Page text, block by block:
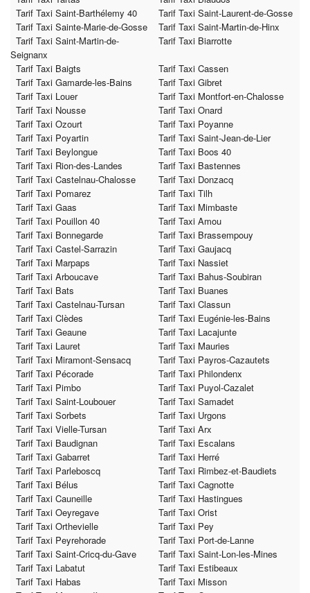
Tarif Taxi Saint-Barthélemy 40
Tarif Taxi Saint-Laurent-de-Gosse
Tarif Taxi Sainte-Marie-de-Gosse
Tarif Taxi Saint-Martin-de-Hinx
Tarif Taxi Saint-Martin-de-
Seignanx
Tarif Taxi Biarrotte
Tarif Taxi Baigts
Tarif Taxi Cassen
Tarif Taxi Gamarde-les-Bains
Tarif Taxi Gibret
Tarif Taxi Louer
Tarif Taxi Montfort-en-Chalosse
Tarif Taxi Nousse
Tarif Taxi Onard
Tarif Taxi Ozourt
Tarif Taxi Poyanne
Tarif Taxi Poyartin
Tarif Taxi Saint-Jean-de-Lier
Tarif Taxi Beylongue
Tarif Taxi Boos 40
Tarif Taxi Rion-des-Landes
Tarif Taxi Bastennes
Tarif Taxi Castelnau-Chalosse
Tarif Taxi Donzacq
Tarif Taxi Pomarez
Tarif Taxi Tilh
Tarif Taxi Gaas
Tarif Taxi Mimbaste
Tarif Taxi Pouillon 40
Tarif Taxi Amou
Tarif Taxi Bonnegarde
Tarif Taxi Brassempouy
Tarif Taxi Castel-Sarrazin
Tarif Taxi Gaujacq
Tarif Taxi Marpaps
Tarif Taxi Nassiet
Tarif Taxi Arboucave
Tarif Taxi Bahus-Soubiran
Tarif Taxi Bats
Tarif Taxi Buanes
Tarif Taxi Castelnau-Tursan
Tarif Taxi Classun
Tarif Taxi Clèdes
Tarif Taxi Eugénie-les-Bains
Tarif Taxi Geaune
Tarif Taxi Lacajunte
Tarif Taxi Lauret
Tarif Taxi Mauries
Tarif Taxi Miramont-Sensacq
Tarif Taxi Payros-Cazautets
Tarif Taxi Pécorade
Tarif Taxi Philondenx
Tarif Taxi Pimbo
Tarif Taxi Puyol-Cazalet
Tarif Taxi Saint-Loubouer
Tarif Taxi Samadet
Tarif Taxi Sorbets
Tarif Taxi Urgons
Tarif Taxi Vielle-Tursan
Tarif Taxi Arx
Tarif Taxi Baudignan
Tarif Taxi Escalans
Tarif Taxi Gabarret
Tarif Taxi Herré
Tarif Taxi Parleboscq
Tarif Taxi Rimbez-et-Baudiets
Tarif Taxi Bélus
Tarif Taxi Cagnotte
Tarif Taxi Cauneille
Tarif Taxi Hastingues
Tarif Taxi Oeyregave
Tarif Taxi Orist
Tarif Taxi Orthevielle
Tarif Taxi Pey
Tarif Taxi Peyrehorade
Tarif Taxi Port-de-Lanne
Tarif Taxi Saint-Cricq-du-Gave
Tarif Taxi Saint-Lon-les-Mines
Tarif Taxi Labatut
Tarif Taxi Estibeaux
Tarif Taxi Habas
Tarif Taxi Misson